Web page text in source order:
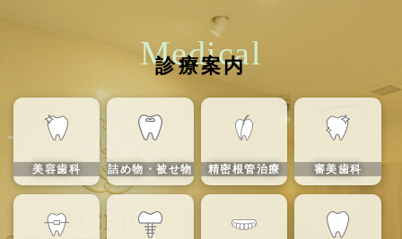
診療案内
Medical
美容歯科 詰め物・被せ物 精密根管治療 審美歯科